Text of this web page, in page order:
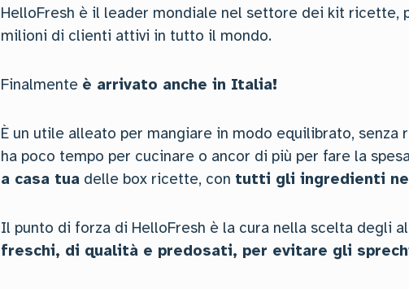
HelloFresh è il leader mondiale nel settore dei kit ricette,
milioni di clienti attivi in tutto il mondo.
Finalmente è arrivato anche in Italia!
È un utile alleato per mangiare in modo equilibrato, senza
ha poco tempo per cucinare o ancor di più per fare la
a casa tua delle box ricette, con tutti gli ingredienti
Il punto di forza di HelloFresh è la cura nella scelta degli
freschi, di qualità e predosati, per evitare gli